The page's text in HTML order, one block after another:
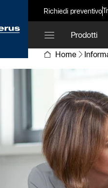
Richiedi preventivo
Prodotti
Home